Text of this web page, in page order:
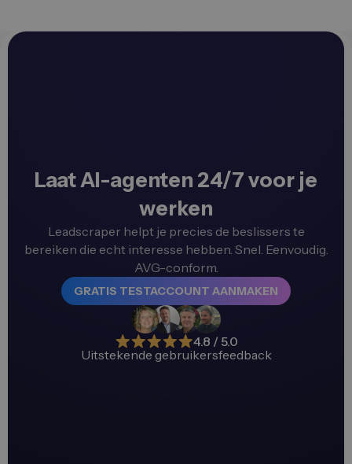
Laat AI-agenten 24/7 voor je
werken
Leadscraper helpt je precies de beslissers te
bereiken die echt interesse hebben. Snel. Eenvoudig.
AVG-conform.
GRATIS TESTACCOUNT AANMAKEN
4.8 / 5.0
Uitstekende gebruikersfeedback